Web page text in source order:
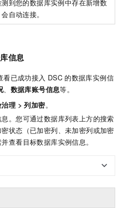
测到您的数据库实例中存在新增数
自动连接。
信息
看已成功接入 DSC 的数据库实例信
、 数据库账号信息等。
治理 >列加密。
。您可通过数据库列表上方的搜索
状态（已加密列、未加密列或加密
查看目标数据库实例信息。